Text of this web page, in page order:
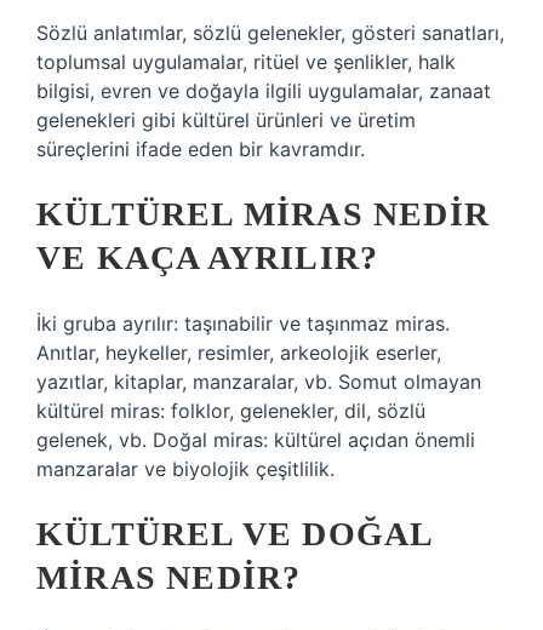
Sözlü anlatımlar, sözlü gelenekler, gösteri sanatları,
toplumsal uygulamalar, ritüel ve şenlikler, halk
bilgisi, evren ve doğayla ilgili uygulamalar, zanaat
gelenekleri gibi kültürel ürünleri ve üretim
süreçlerini ifade eden bir kavramdır.
KÜLTÜREL MIRAS NEDIR
VE KAÇA AYRILIR?
İki gruba ayrılır: taşınabilir ve taşınmaz miras.
Anıtlar, heykeller, resimler, arkeolojik eserler,
yazıtlar, kitaplar, manzaralar, vb. Somut olmayan
kültürel miras: folklor, gelenekler, dil, sözlü
gelenek, vb. Doğal miras: kültürel açıdan önemli
manzaralar ve biyolojik çeşitlilik.
KÜLTÜREL VE DOĞAL
MIRAS NEDIR?